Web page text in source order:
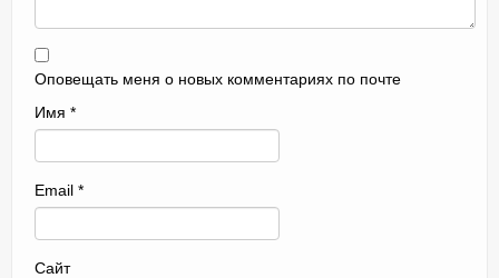
Оповещать меня о новых комментариях по почте
Имя *
Email *
Сайт